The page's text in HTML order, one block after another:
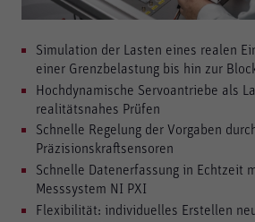
Simulation der Lasten eines realen
einer Grenzbelastung bis hin zur
Hochdynamische Servoantriebe als
realitätsnahes Prüfen
Schnelle Regelung der Vorgaben
Präzisionskraftsensoren
Schnelle Datenerfassung in Echtzeit
Messsystem NI PXI
Flexibilität: individuelles Erstellen